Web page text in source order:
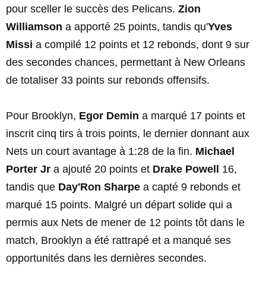
pour sceller le succès des Pelicans. Zion
Williamson a apporté 25 points, tandis qu'Yves
Missi a compilé 12 points et 12 rebonds, dont 9 sur
des secondes chances, permettant à New Orleans
de totaliser 33 points sur rebonds offensifs.
Pour Brooklyn, Egor Demin a marqué 17 points et
inscrit cinq tirs à trois points, le dernier donnant aux
Nets un court avantage à 1:28 de la fin. Michael
Porter Jr a ajouté 20 points et Drake Powell
16,
tandis que Day'Ron Sharpe a capté 9 rebonds et
marqué 15 points. Malgré un départ solide qui a
permis aux Nets de mener de 12 points tôt dans le
match, Brooklyn a été rattrapé et a manqué ses
opportunités dans les dernières secondes.